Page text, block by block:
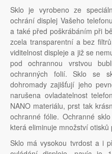
Sklo je vyrobeno ze
ochrání displej Vašeho
a také před poškrábáním při
zcela transparentní a bez
viditelnost displeje a již se
pod ochrannou vrstvou
ochranných folií. Sklo se
dohromady zajišťují jeho
narušena ovladatelnost
NANO materiálu, prst tak
ochranné fólie. Ochranné
která eliminuje množství
Sklo má vysokou tvrdost a i